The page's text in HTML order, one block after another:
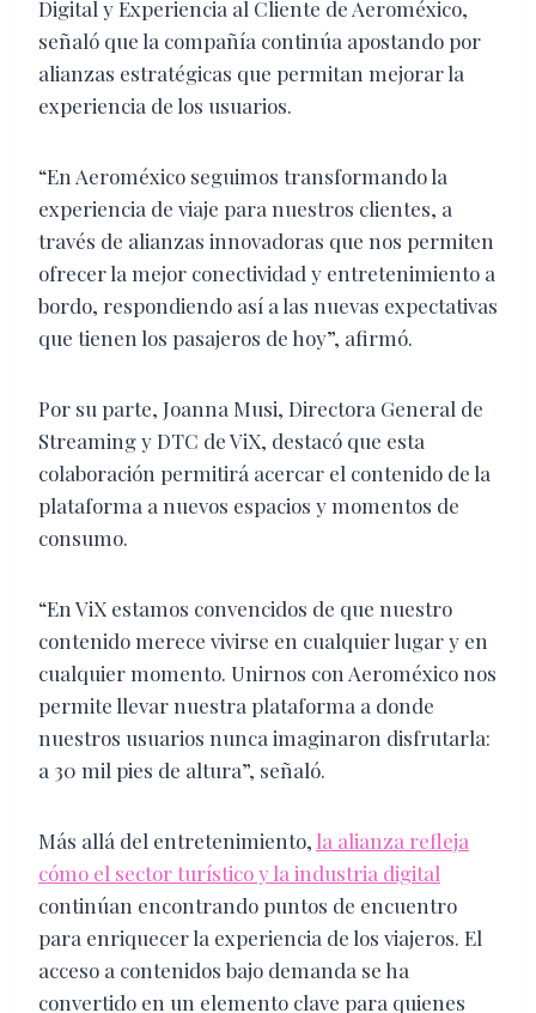
Digital y Experiencia al Cliente de Aeroméxico,
señaló que la compañía continúa apostando por
alianzas estratégicas que permitan mejorar la
experiencia de los usuarios.
“En Aeroméxico seguimos transformando la
experiencia de viaje para nuestros clientes, a
través de alianzas innovadoras que nos permiten
ofrecer la mejor conectividad y entretenimiento a
bordo, respondiendo así a las nuevas expectativas
que tienen los pasajeros de hoy”, afirmó.
Por su parte, Joanna Musi, Directora General de
Streaming y DTC de ViX, destacó que esta
colaboración permitirá acercar el contenido de la
plataforma a nuevos espacios y momentos de
consumo.
“En ViX estamos convencidos de que nuestro
contenido merece vivirse en cualquier lugar y en
cualquier momento. Unirnos con Aeroméxico nos
permite llevar nuestra plataforma a donde
nuestros usuarios nunca imaginaron disfrutarla:
a 30 mil pies de altura”, señaló.
Más allá del entretenimiento, la alianza refleja
cómo el sector turístico y la industria digital
continúan encontrando puntos de encuentro
para enriquecer la experiencia de los viajeros. El
acceso a contenidos bajo demanda se ha
convertido en un elemento clave para quienes